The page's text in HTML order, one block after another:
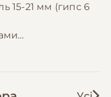
15-21 мм (гипс 6